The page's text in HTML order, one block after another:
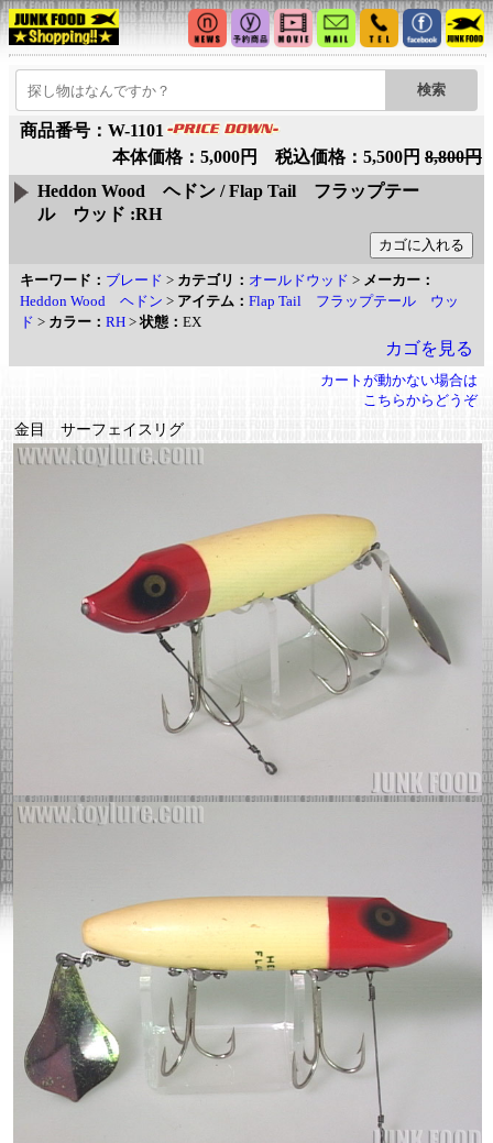
商品番号：W-1101
本体価格：5,000円 税込価格：5,500円 8,800円
Heddon Wood ヘドン / Flap Tail フラップテー
ル ウッド :RH
キーワード： ブレード > カテゴリ： オールドウッド > メーカー：
Heddon Wood ヘドン > アイテム： Flap Tail フラップテール ウッ
ド > カラー： RH >状態： EX
カゴを見る
カートが動かない場合は
こちらからどうぞ
金目 サーフェイスリグ